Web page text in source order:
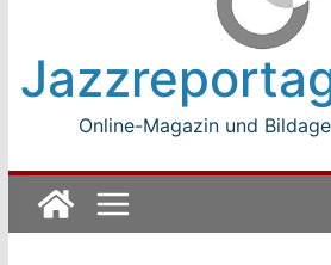
Beth Hart
Luca Carboni
Modena auf
Online-Magazin und